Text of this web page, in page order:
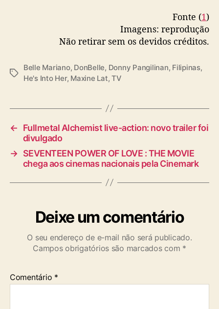
Fonte (1)
Imagens: reprodução
Não retirar sem os devidos créditos.
T
Belle Mariano, DonBelle, Donny Pangilinan, Filipinas,
He's Into Her, Maxine Lat,TV
←
Fullmetal Alchemist live-action: novo trailer foi
divulgado
→ SEVENTEEN POWER OF LOVE : THE MOVIE
chega aos cinemas nacionais pela Cinemark
Deixe um comentário
O seu endereço de e-mail não será publicado.
Campos obrigatórios são marcados com *
Comentário *